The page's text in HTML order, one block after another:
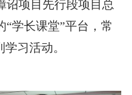
诏项目先行段项目总
学长课堂”平台，常
习活动。